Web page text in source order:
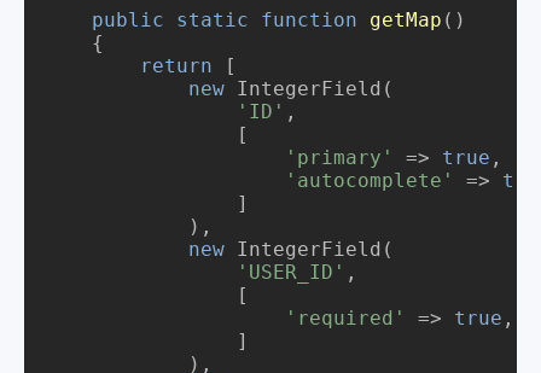
public
static function getMap ()
{
return [
new IntegerField(
'ID' ,
                [
'primary'
=> true ,
'autocomplete'
=>
                ]
            ),
new IntegerField(
'USER_ID' ,
'required'
=> true ,
                ]